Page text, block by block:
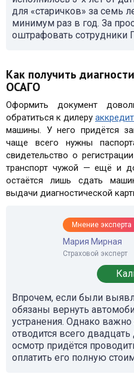
для «старичков» за семь
минимум раз в год. За
оштрафовать
Как получить
ОСАГО
Оформить документ
обратиться к дилеру
машины. У него придётся
чаще всего нужны
свидетельство о
транспорт чужой — ещё и
остаётся лишь сдать
выдачи диагностической
Мнение эксперта
Мария Мирная
Страховой эксперт
Впрочем, если были
обязаны вернуть
устранения. Однако важно
отводится всего
осмотр придётся
оплатить его полную